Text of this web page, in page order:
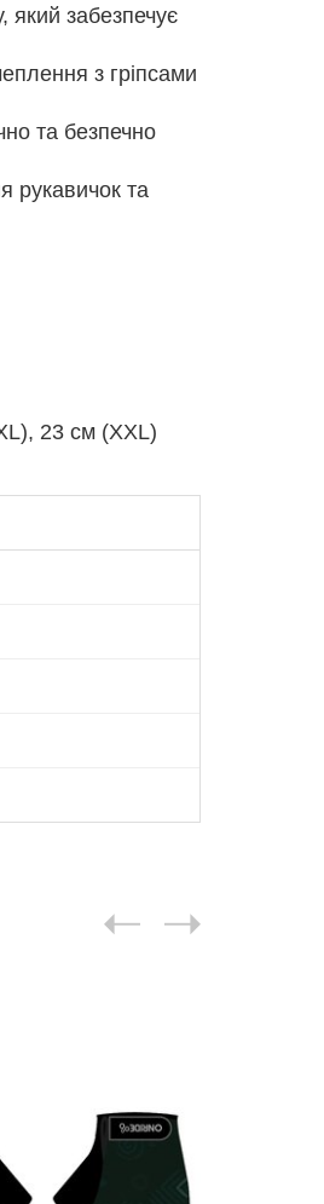
який забезпечує
з гріпсами
та безпечно
рукавичок та
23 см (XXL)